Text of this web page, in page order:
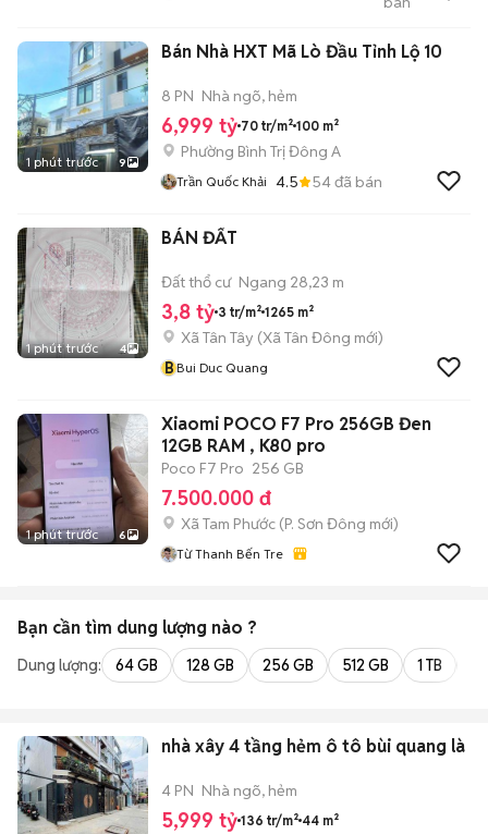
1 phút trước 9
Bán Nhà HXT Mã Lò Đầu Tỉnh Lộ 10
8 PN Nhà ngõ, hẻm
6,999 tỷ 70 tr/m² 100 m²
Phường Bình Trị Đông A
Trần Quốc Khải 4.5 54đã bán
1 phút trước 4
BÁN ĐẤT
Đất thổ cư Ngang 28,23 m
3,8 tỷ 3 tr/m² 1265 m²
Xã Tân Tây (Xã Tân Đông mới)
BBui Duc Quang
1 phút trước 6
Xiaomi POCO F7 Pro 256GB Đen
12GB RAM , K80 pro
Poco F7 Pro 256 GB
7.500.000 đ
Xã Tam Phước (P. Sơn Đông mới)
Từ Thanh Bến Tre
Bạn cần tìm dung lượng nào ?
Dung lượng: 64 GB 128 GB 256 GB 512 GB 1 TB
nhà xây 4 tầng hẻm ô tô bùi quang là
4 PN Nhà ngõ, hẻm
5,999 tỷ 136 tr/m² 44 m²